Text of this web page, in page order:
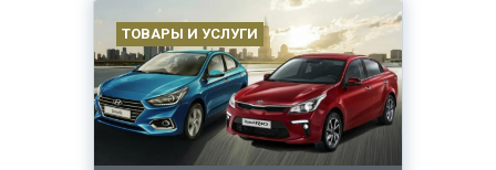
ТОВАРЫ И УСЛУГИ